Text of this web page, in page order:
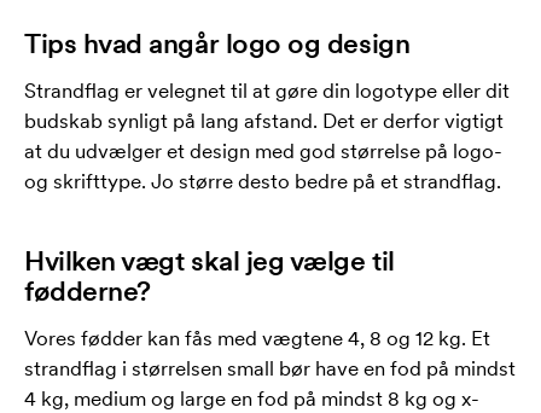
Tips hvad angår logo og design
Strandflag er velegnet til at gøre din logotype eller dit
budskab synligt på lang afstand. Det er derfor vigtigt
at du udvælger et design med god størrelse på logo-
og skrifttype. Jo større desto bedre på et strandflag.
Hvilken vægt skal jeg vælge til
fødderne?
Vores fødder kan fås med vægtene 4, 8 og 12 kg. Et
strandflag i størrelsen small bør have en fod på mindst
4 kg, medium og large en fod på mindst 8 kg og x-